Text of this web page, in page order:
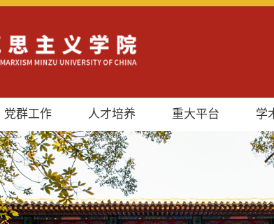
党群工作 人才培养 重大平台 学